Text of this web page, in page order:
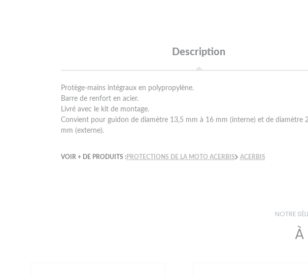
Description
Protège-mains intégraux en polypropylène.
Barre de renfort en acier.
Livré avec le kit de montage.
Convient pour guidon de diamètre 13,5 mm à 16 mm (interne) et de diamètre
mm (externe).
VOIR + DE PRODUITS :PROTECTIONS DE LA MOTO ACERBIS ACERBIS
NOTRE
À